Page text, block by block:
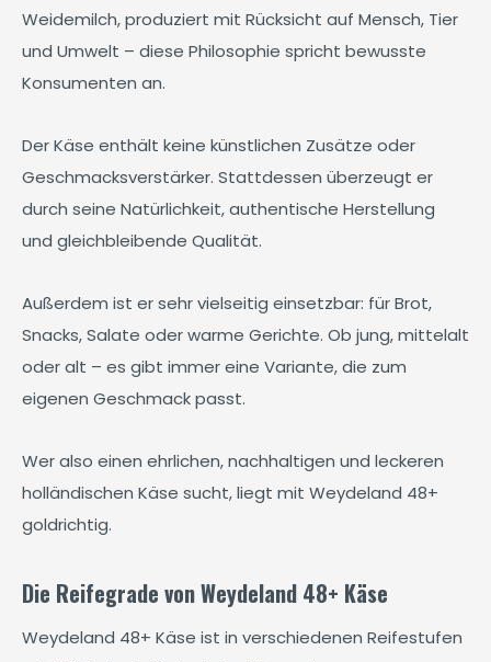
Weidemilch, produziert mit Rücksicht auf Mensch, Tier
und Umwelt – diese Philosophie spricht bewusste
Konsumenten an.
Der Käse enthält keine künstlichen Zusätze oder
Geschmacksverstärker. Stattdessen überzeugt er
durch seine Natürlichkeit, authentische Herstellung
und gleichbleibende Qualität.
Außerdem ist er sehr vielseitig einsetzbar: für Brot,
Snacks, Salate oder warme Gerichte. Ob jung, mittelalt
oder alt – es gibt immer eine Variante, die zum
eigenen Geschmack passt.
Wer also einen ehrlichen, nachhaltigen und leckeren
holländischen Käse sucht, liegt mit Weydeland 48+
goldrichtig.
Die Reifegrade von Weydeland 48+ Käse
Weydeland 48+ Käse ist in verschiedenen Reifestufen